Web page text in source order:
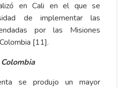
en Cali en el que se
de implementar las
por las Misiones
[11].
se produjo un mayor